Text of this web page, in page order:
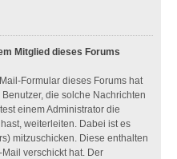
Mitglied dieses Forums
Formular dieses Forums hat
die solche Nachrichten
einem Administrator die
weiterleiten. Dabei ist es
mitzuschicken. Diese enthalten
verschickt hat. Der